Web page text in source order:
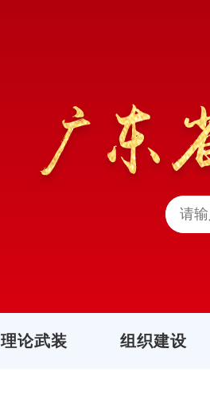
理论武装 组织建设